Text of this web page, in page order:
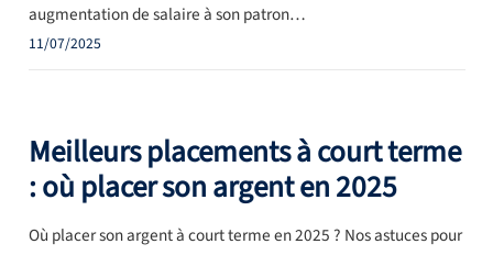
augmentation de salaire à son patron…
11/07/2025
Meilleurs placements à court terme
: où placer son argent en 2025
Où placer son argent à court terme en 2025 ? Nos astuces pour